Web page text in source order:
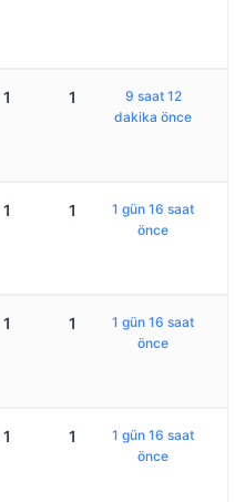
1 1
9 saat 12
dakika önce
1 1
1 gün 16 saat
önce
1 1
1 gün 16 saat
önce
1 1
1 gün 16 saat
önce